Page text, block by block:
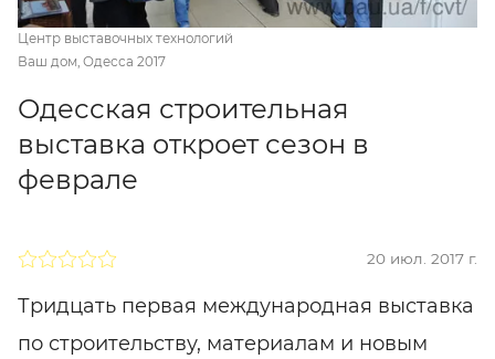
Центр выставочных технологий
Ваш дом, Одесса 2017
Одесская строительная
выставка откроет сезон в
феврале
20 июл. 2017 г.
Тридцать первая международная выставка
по строительству, материалам и новым